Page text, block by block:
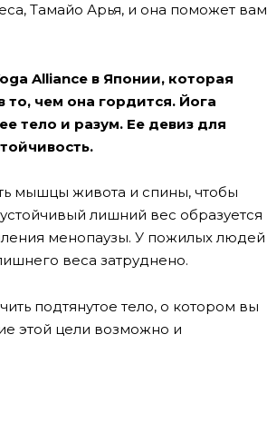
Тамайо Арья, и она поможет вам
Alliance в Японии, которая
то, чем она гордится. Йога
тело и разум. Ее девиз для
мышцы живота и спины, чтобы
лишний вес образуется
менопаузы. У пожилых людей
веса затруднено.
подтянутое тело, о котором вы
этой цели возможно и